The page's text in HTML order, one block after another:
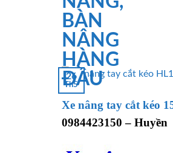
26
Th5
Xe nâng tay cắt kéo
0984423150 – Huyền